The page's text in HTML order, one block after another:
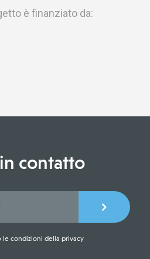
è finanziato da:
contatto
condizioni della privacy